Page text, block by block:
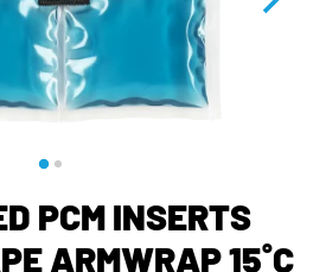
PCM INSERTS
ARMWRAP 15˚C